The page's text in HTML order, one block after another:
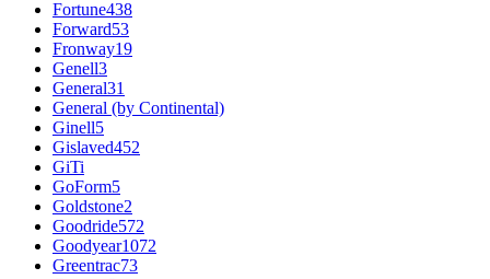
Fortune438
Forward53
Fronway19
Genell3
General31
General (by Continental)
Ginell5
Gislaved452
GiTi
GoForm5
Goldstone2
Goodride572
Goodyear1072
Greentrac73